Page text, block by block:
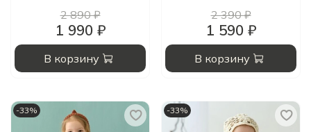
2 890 ₽
1 990 ₽
В корзину
2 390 ₽
1 590 ₽
В корзину
-33% -33%